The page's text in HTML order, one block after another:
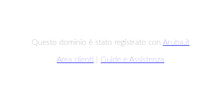
Questo dominio è stato registrato con Aruba.it
Area clienti Guide e Assistenza